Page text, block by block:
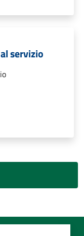
servizio